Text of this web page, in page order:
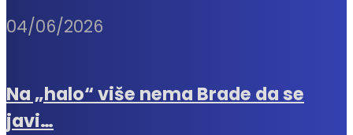
04/06/2026
Na „halo“ više nema Brade da se
javi…